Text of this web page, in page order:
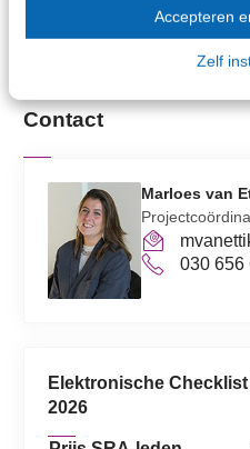
Accepteren
Zelf
er gebruik wordt gemaakt
Jaarrekening MKB 2026.
Contact
Marloes van
030 656
Elektronische
2026